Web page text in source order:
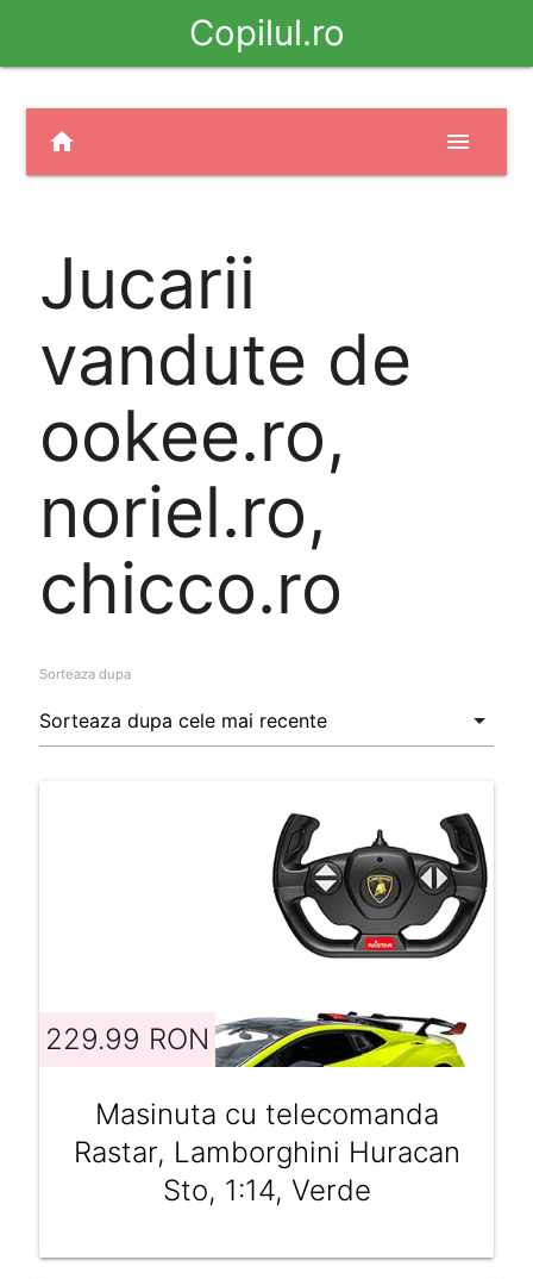
Copilul.ro
home menu
Jucarii
vandute de
ookee.ro,
noriel.ro,
chicco.ro
Sorteaza dupa
229.99 RON
Masinuta cu telecomanda
Rastar, Lamborghini Huracan
Sto, 1:14, Verde